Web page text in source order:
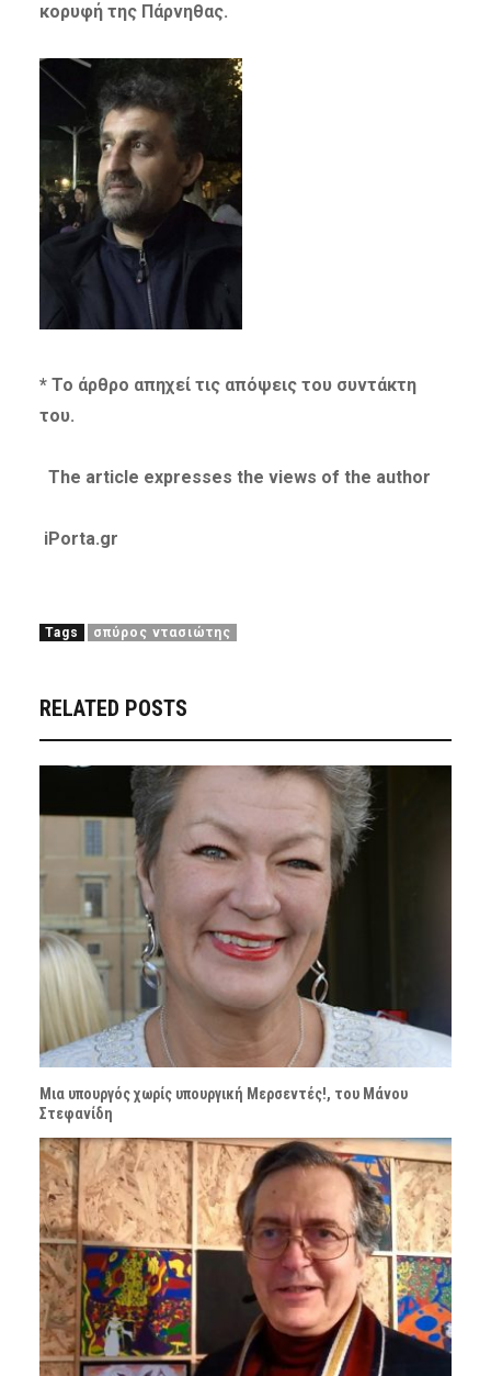
κορυφή της Πάρνηθας.
* Το άρθρο απηχεί τις απόψεις του συντάκτη
του.
The article expresses the views of the author
iPorta.gr
Tags σπύρος ντασιώτης
RELATED POSTS
Μια υπουργός χωρίς υπουργική Μερσεντές!, του Μάνου
Στεφανίδη